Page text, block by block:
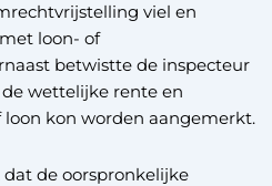
viel en
loon- of
betwistte de inspecteur
wettelijke rente en
loon kon worden aangemerkt.
de oorspronkelijke